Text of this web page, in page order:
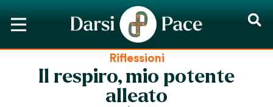
Riflessioni
Il respiro, mio potente
alleato